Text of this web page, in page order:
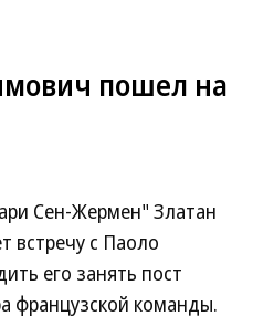
пошел на
Сен-Жермен" Златан
встречу с Паоло
его занять пост
французской команды.